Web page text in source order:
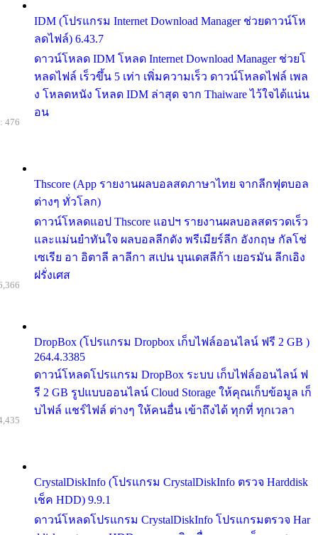
IDM (โปรแกรม Internet Download Manager ช่วยดาวน์โห
ลดไฟล์) 6.43.7
ดาวน์โหลด IDM โหลด Internet Download Manager ช่วยโ
หลดไฟล์ เร็วขึ้น 5 เท่า เพิ่มความเร็ว ดาวน์โหลดไฟล์ เพล
ง โหลดหนัง โหลด IDM ล่าสุด จาก Thaiware ไว้ใจได้แน่น
อน
Thscore (App รายงานผลบอลสดภาษาไทย จากลีกฟุตบอล
ต่างๆ ทั่วโลก)
ดาวน์โหลดแอป Thscore แอปฯ รายงานผลบอลสดรวดเร็ว
และแม่นยำทันใจ ผลบอลลีกดัง พรีเมียร์ลีก อังกฤษ กัลโช่
เซเรีย อา อิตาลี ลาลีกา สเปน บุนเดสลีก้า เยอรมัน ลีกเอิง
ฝรั่งเศส
476
DropBox (โปรแกรม Dropbox เก็บไฟล์ออนไลน์ ฟรี 2 GB )
264.4.3385
ดาวน์โหลดโปรแกรม DropBox ระบบ เก็บไฟล์ออนไลน์ ฟ
รี 2 GB รูปแบบออนไลน์ Cloud Storage ให้คุณเก็บข้อมูล เก็
บไฟล์ แชร์ไฟล์ ต่างๆ ให้คนอื่น เข้าถึงได้ ทุกที่ ทุกเวลา
CrystalDiskInfo (โปรแกรม CrystalDiskInfo ตรวจ Harddisk
เช็ค HDD) 9.9.1
ดาวน์โหลดโปรแกรม CrystalDiskInfo โปรแกรมตรวจ Har